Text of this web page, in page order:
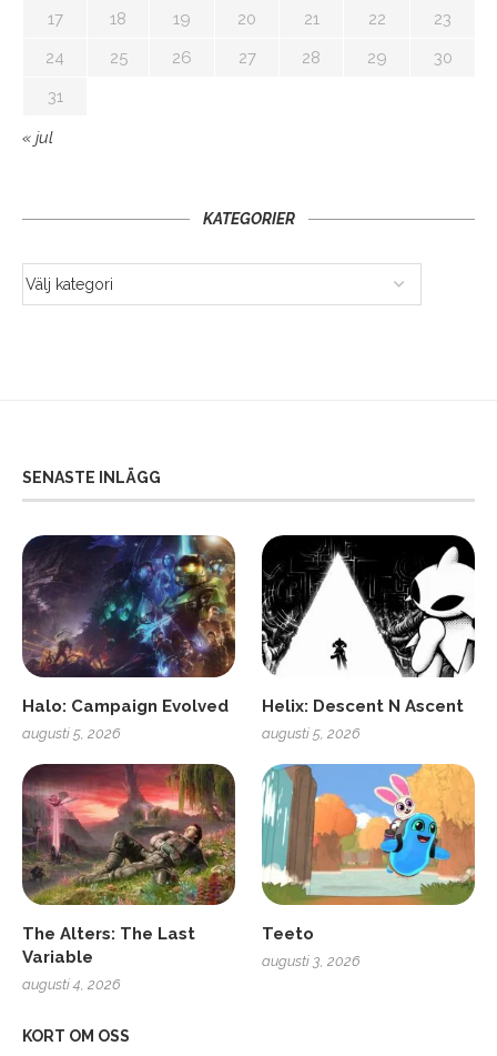
17
18 19 20 21 22
23
24
25 26 27 28 29
30
31
« jul
KATEGORIER
SENASTE INLÄGG
Halo: Campaign Evolved
augusti 5, 2026
Helix: Descent N Ascent
augusti 5, 2026
The Alters: The Last
Variable
augusti 4, 2026
Teeto
augusti 3, 2026
KORT OM OSS